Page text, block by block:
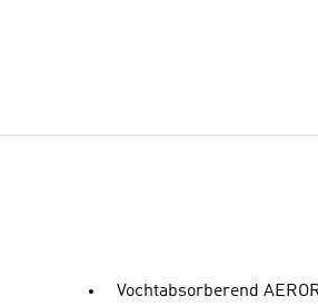
Vochtabsorberend